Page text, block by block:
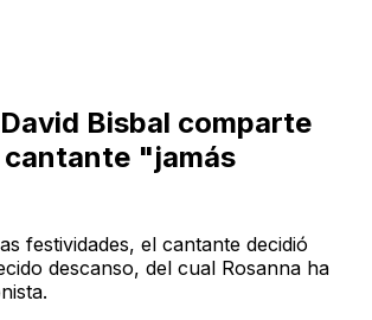
Bisbal comparte
"jamás
festividades, el cantante decidió
descanso, del cual Rosanna ha